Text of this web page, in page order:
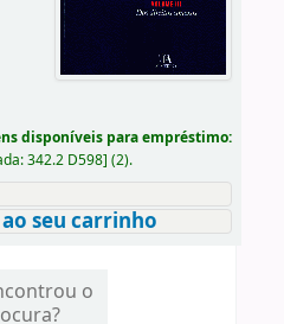
disponíveis para empréstimo:
342.2 D598] (2).
seu carrinho
o